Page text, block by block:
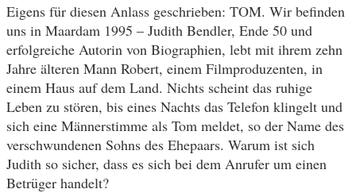
Eigens für diesen Anlass geschrieben: TOM. Wir befinden
uns in Maardam 1995 – Judith Bendler, Ende 50 und
erfolgreiche Autorin von Biographien, lebt mit ihrem zehn
Jahre älteren Mann Robert, einem Filmproduzenten, in
einem Haus auf dem Land. Nichts scheint das ruhige
Leben zu stören, bis eines Nachts das Telefon klingelt und
sich eine Männerstimme als Tom meldet, so der Name des
verschwundenen Sohns des Ehepaars. Warum ist sich
Judith so sicher, dass es sich bei dem Anrufer um einen
Betrüger handelt?